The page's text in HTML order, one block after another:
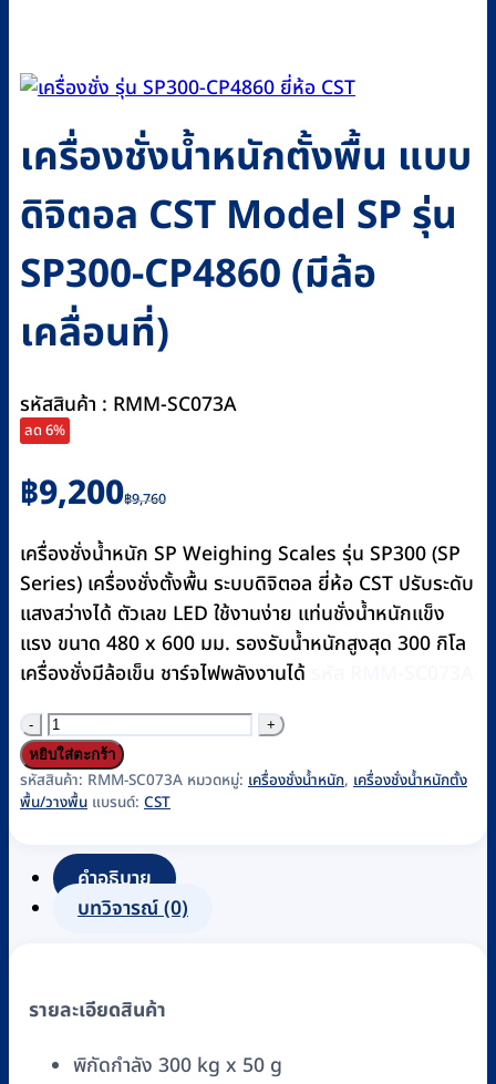
เครื่องชั่งน้ำหนักตั้งพื้น แบบ
ดิจิตอล CST Model SP รุ่น
SP300-CP4860 (มีล้อ
เคลื่อนที่)
รหัสสินค้า : RMM-SC073A
ลด 6%
฿9,760
Original
price
was:
฿9,760.
฿9,200
Current
price
is:
฿9,200.
เครื่องชั่งน้ำหนัก SP Weighing Scales รุ่น SP300 (SP
Series) เครื่องชั่งตั้งพื้น ระบบดิจิตอล ยี่ห้อ CST ปรับระดับ
แสงสว่างได้ ตัวเลข LED ใช้งานง่าย แท่นชั่งน้ำหนักแข็ง
แรง ขนาด 480 x 600 มม. รองรับน้ำหนักสูงสุด 300 กิโล
เครื่องชั่งมีล้อเข็น ชาร์จไฟพลังงานได้
จำนวน
เครื่อง
ชั่ง
น้ำ
ตั้ง
พื้น
Model
หยิบใส่ตะกร้า
รหัสสินค้า: RMM-SC073A หมวดหมู่: เครื่องชั่งน้ำหนัก, เครื่องชั่งน้ำหนักตั้ง
พื้น/วางพื้น แบรนด์: CST
คำอธิบาย
บทวิจารณ์ (0)
รายละเอียดสินค้า
พิกัดกำลัง 300 kg x 50 g